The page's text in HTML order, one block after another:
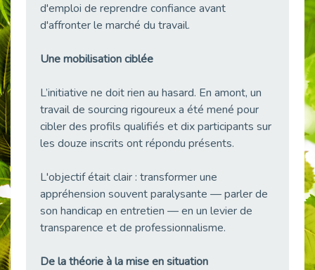
Publié le 12/05/2026
38 vidéos pour comprendre et agir durablement
Publié le 04/05/2026
Le taux d’emploi direct dans la fonction publique dépasse 6 % en 2025
Publié le 04/05/2026
Publié le 01/05/2026
Témoignage : Le parcours de Marc, 44 ans
Publié le 29/04/2026
d'emploi de reprendre confiance avant
d'affronter le marché du travail.
Une mobilisation ciblée
L’initiative ne doit rien au hasard. En amont, un
travail de sourcing rigoureux a été mené pour
cibler des profils qualifiés et dix participants sur
les douze inscrits ont répondu présents.
L'objectif était clair : transformer une
appréhension souvent paralysante — parler de
son handicap en entretien — en un levier de
transparence et de professionnalisme.
De la théorie à la mise en situation